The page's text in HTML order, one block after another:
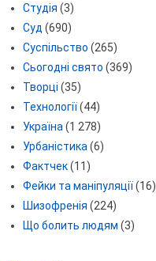
Студія (3)
Суд (690)
Суспільство (265)
Сьогодні свято (369)
Творці (35)
Технології(44)
Україна (1 278)
Урбаністика (6)
Фактчек(11)
Фейки та маніпуляції(16)
Шизофренія (224)
Що болить людям (3)